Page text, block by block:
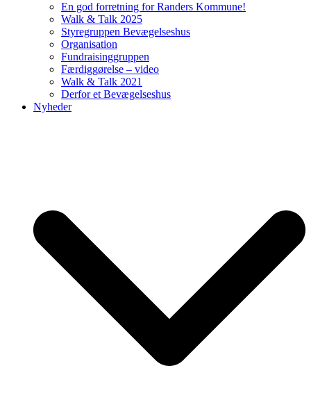
En god forretning for Randers Kommune!
Walk & Talk 2025
Styregruppen Bevægelseshus
Organisation
Fundraisinggruppen
Færdiggørelse – video
Walk & Talk 2021
Derfor et Bevægelseshus
Nyheder